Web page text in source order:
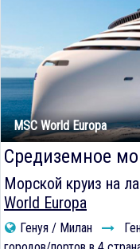
MSC World Europa
Средиземное
Морской круиз на
World Europa
Генуя / Милан